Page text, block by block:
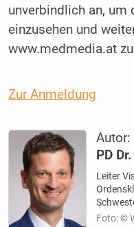
unverbindlich an, um
einzusehen und
www.medmedia.at
Zur Anmeldung
Autor:
PD
Leiter
Foto: ©